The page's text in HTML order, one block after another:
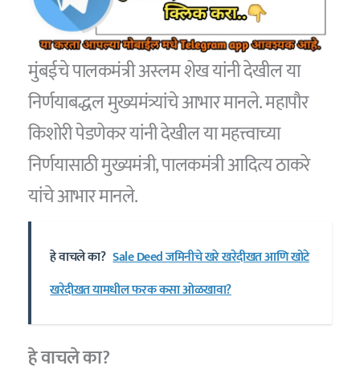
मुंबईचे पालकमंत्री अस्लम शेख यांनी देखील या
निर्णयाबद्धल मुख्यमंत्र्यांचे आभार मानले. महापौर
किशोरी पेडणेकर यांनी देखील या महत्त्वाच्या
निर्णयासाठी मुख्यमंत्री, पालकमंत्री आदित्य ठाकरे
यांचे आभार मानले.
हे वाचले का? Sale Deed जमिनीचे खरे खरेदीखत आणि खोटे
खरेदीखत यामधील फरक कसा ओळखावा?
हे वाचले का?